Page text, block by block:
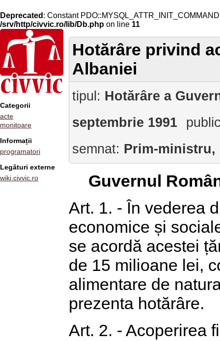
Deprecated : Constant
/srv/http/civvic.ro/lib/Db.php on line 11
Categorii
acte
monitoare
Informații
programatori
Legături externe
wiki.civvic.ro
Hotărâre privind
Albaniei
tipul: Hotărâre a
septembrie 1991
semnat: Prim-ministru,
Guvernul
Art. 1. - În vederea
economice și
se acordă acestei
de 15 milioane lei,
alimentare de
prezenta hotărâre.
Art. 2. - Acoperirea